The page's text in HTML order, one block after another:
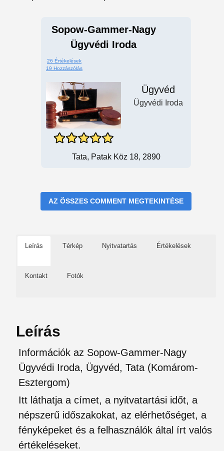
Sopow-Gammer-Nagy
Ügyvédi Iroda
26 Értékelések
19 Hozzászólás
Ügyvéd
Ügyvédi Iroda
Tata, Patak Köz 18, 2890
AZ ÖSSZES COMMENT MEGTEKINTÉSE
Leírás Térkép Nyitvatartás Értékelések
Kontakt Fotók
Leírás
Információk az Sopow-Gammer-Nagy
Ügyvédi Iroda, Ügyvéd, Tata (Komárom-
Esztergom)
Itt láthatja a címet, a nyitvatartási időt, a
népszerű időszakokat, az elérhetőséget, a
fényképeket és a felhasználók által írt valós
értékeléseket.